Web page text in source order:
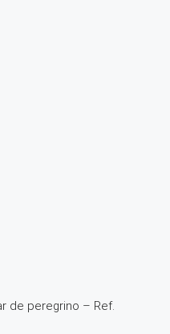
de peregrino – Ref.